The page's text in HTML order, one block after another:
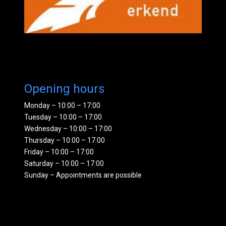
Opening hours
Monday – 10:00 – 17:00
Tuesday – 10:00 – 17:00
Wednesday – 10:00 – 17:00
Thursday – 10:00 – 17:00
Friday – 10:00 – 17:00
Saturday – 10:00 – 17:00
Sunday – Appointments are possible